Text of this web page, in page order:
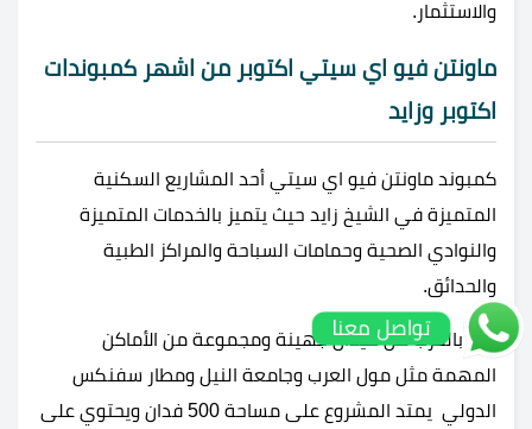
والاستثمار.
ماونتن فيو اي سيتي اكتوبر من اشهر كمبوندات
اكتوبر وزايد
كمبوند ماونتن فيو اي سيتي أحد المشاريع السكنية
المتميزة في الشيخ زايد حيث يتميز بالخدمات المتميزة
والنوادي الصحية وحمامات السباحة والمراكز الطبية
والحدائق.
يقع بالقرب من ميدان جهينة ومجموعة من الأماكن
المهمة مثل مول العرب وجامعة النيل ومطار سفنكس
الدولي يمتد المشروع على مساحة 500 فدان ويحتوي على
تواصل معنا